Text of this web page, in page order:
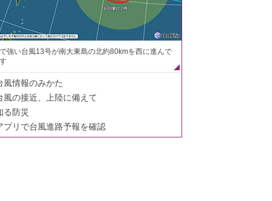
強い台風13号が南大東島の北約80kmを西に進んで
風情報のみかた
風の接近、上陸に備えて
る防災
プリで台風進路予報を確認